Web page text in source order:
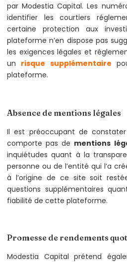
par Modestia Capital. Les
identifier les courtiers
certaine protection aux
plateforme n’en dispose pas
les exigences légales et
un risque supplémentaire
plateforme.
Absence de mentions légales
Il est préoccupant de
comporte pas de mentions
inquiétudes quant à la
personne ou de l’entité qui l’a
à l’origine de ce site soit
questions supplémentaires
fiabilité de cette plateforme.
Promesse de rendements
Modestia Capital prétend